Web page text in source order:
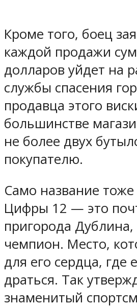
Кроме того, боец
каждой продажи
долларов уйдет на
службы спасения
продавца этого
большинстве
не более двух
покупателю.
Само название
Цифры 12 — это
пригорода Дублина,
чемпион. Место,
для его сердца, где
драться. Так
знаменитый